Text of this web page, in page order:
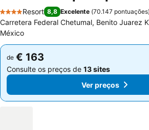
4 Estrelas
Resort 8,8 Excelente (70.147 pontuações)
Carretera Federal Chetumal, Benito Juarez
México
de € 163
Consulte os preços de 13 sites
Ver preços
de € 163
Consulte os preços de 13 sites
Ver preços